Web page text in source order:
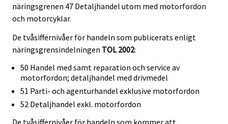
näringsgrenen 47 Detaljhandel utom med motorfordon
och motorcyklar.
De tvåsiffernivåer för handeln som publicerats enligt
näringsgrensindelningen TOL 2002:
50 Handel med samt reparation och service av
motorfordon; detaljhandel med drivmedel
51 Parti- och agenturhandel exklusive motorfordon
52 Detaljhandel exkl. motorfordon
De tvåsiffernivåer för handeln som kommer att